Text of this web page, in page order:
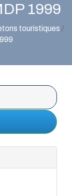
1999
touristiques /